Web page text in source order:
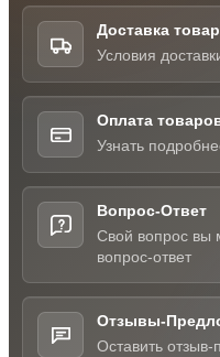
Доставка
Условия
Оплата
Узнать
Вопрос-Ответ
Свой вопрос вы
вопрос-ответ
Отзывы-
Оставить